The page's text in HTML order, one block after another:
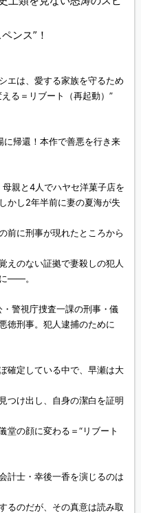
ンス”！
エは、愛する家族を守るため
る＝リブート（再起動）”
帰還！本作で善悪を行き来
親と4人でハヤセ洋菓子店を
かし2年半前に妻の夏海が失
前に刑事が現れたところから
えのない証拠で妻殺しの犯人
——。
警視庁捜査一課の刑事・儀
徳刑事。犯人逮捕のために
確定している中で、早瀬は大
つけ出し、自身の潔白を証明
堂の顔に変わる＝“リブート
計士・幸後一香を演じるのは
るのだが、その真意は読み取